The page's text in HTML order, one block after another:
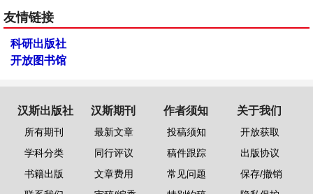
友情链接
科研出版社
开放图书馆
汉斯出版社
所有期刊
学科分类
书籍出版
汉斯期刊
最新文章
同行评议
文章费用
作者须知
投稿须知
稿件跟踪
常见问题
关于我们
开放获取
出版协议
保存/撤销